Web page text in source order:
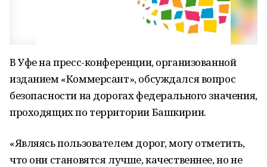
В Уфе на пресс-конференции, организованной
изданием «Коммерсант», обсуждался вопрос
безопасности на дорогах федерального значения,
проходящих по территории Башкирии.
«Являясь пользователем дорог, могу отметить,
что они становятся лучше, качественнее, но не